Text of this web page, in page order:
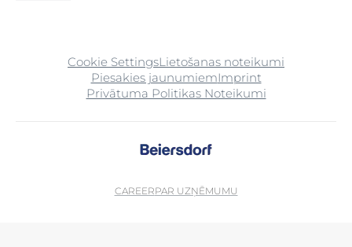
Cookie SettingsLietošanas noteikumi
Piesakies jaunumiemImprint
Privātuma Politikas Noteikumi
CAREERPAR UZŅĒMUMU